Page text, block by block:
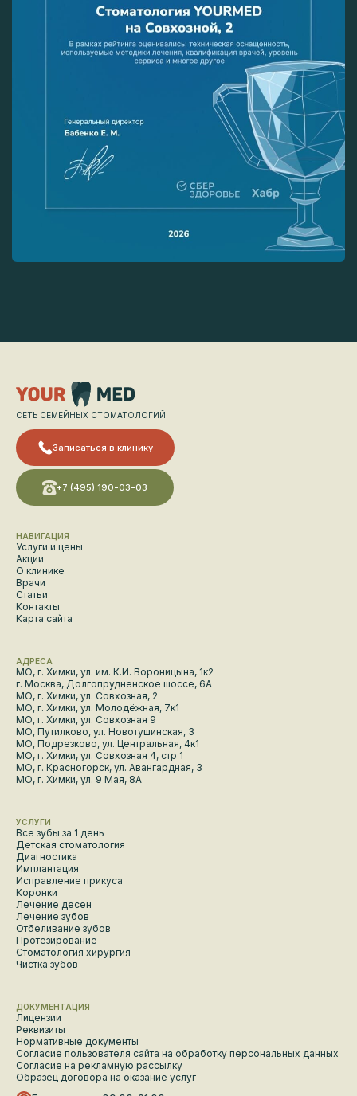
СЕТЬ СЕМЕЙНЫХ СТОМАТОЛОГИЙ
НАВИГАЦИЯ
Услуги и цены
Акции
О клинике
Врачи
Статьи
Контакты
Карта сайта
АДРЕСА
МО, г. Химки, ул. им. К.И. Вороницына, 1к2
г. Москва, Долгопрудненское шоссе, 6А
МО, г. Химки, ул. Совхозная, 2
МО, г. Химки, ул. Молодёжная, 7к1
МО, г. Химки, ул. Совхозная 9
МО, Путилково, ул. Новотушинская, 3
МО, Подрезково, ул. Центральная, 4к1
МО, г. Химки, ул. Совхозная 4, стр 1
МО, г. Красногорск, ул. Авангардная, 3
МО, г. Химки, ул. 9 Мая, 8А
+7 (495) 190-03-03
УСЛУГИ
Все зубы за 1 день
Детская стоматология
Диагностика
Имплантация
Исправление прикуса
Коронки
Лечение десен
Лечение зубов
Отбеливание зубов
Протезирование
Стоматология хирургия
Чистка зубов
Записаться в клинику
ДОКУМЕНТАЦИЯ
Лицензии
Реквизиты
Нормативные документы
Согласие пользователя сайта на обработку персональных данных
Согласие на рекламную рассылку
Образец договора на оказание услуг